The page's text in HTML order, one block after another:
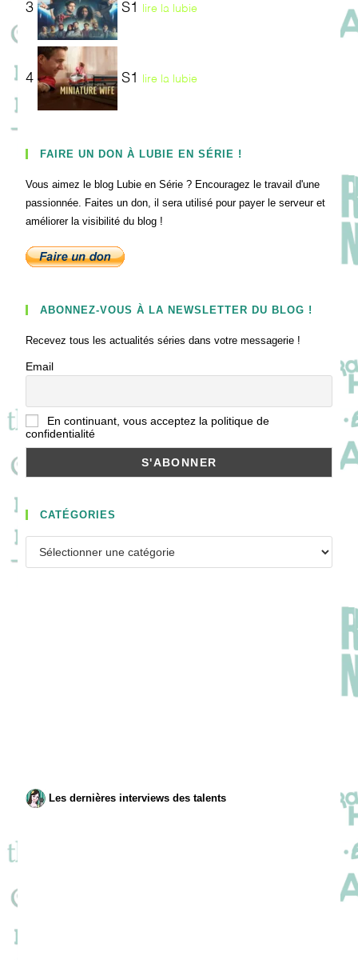
3 S1 lire la lubie
4 S1 lire la lubie
FAIRE UN DON À LUBIE EN SÉRIE !
Vous aimez le blog Lubie en Série ? Encouragez le travail d'une
passionnée. Faites un don, il sera utilisé pour payer le serveur et
améliorer la visibilité du blog !
ABONNEZ-VOUS À LA NEWSLETTER DU BLOG !
Recevez tous les actualités séries dans votre messagerie !
Email
En continuant, vous acceptez la politique de
confidentialité
CATÉGORIES
Catégories
Les dernières interviews des talents